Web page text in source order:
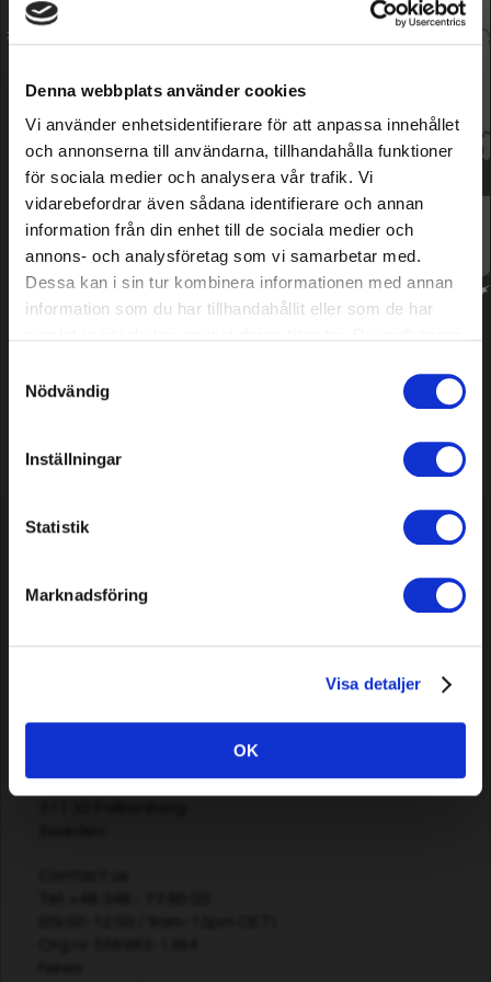
Denna webbplats använder cookies
Vi använder enhetsidentifierare för att anpassa innehållet
och annonserna till användarna, tillhandahålla funktioner
för sociala medier och analysera vår trafik. Vi
vidarebefordrar även sådana identifierare och annan
information från din enhet till de sociala medier och
annons- och analysföretag som vi samarbetar med.
Dessa kan i sin tur kombinera informationen med annan
information som du har tillhandahållit eller som de har
Nödvändig
Inställningar
Statistik
Marknadsföring
Visa detaljer
OK
Carefully balanced to withstand high RPM
In stock
162.59 EUR
Approximately1100retailers - find your closest!
Grimsholm was founded in 2014 with a strong
passion for simplifying and improving everyday life
life easier at a price more people can afford.
Information
Åkarevägen 39